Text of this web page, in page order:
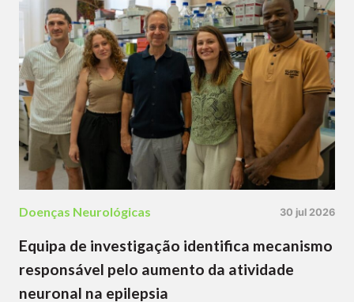
Doenças Neurológicas 30 jul 2026
Equipa de investigação identifica mecanismo
responsável pelo aumento da atividade
neuronal na epilepsia